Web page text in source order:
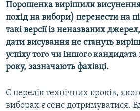
Порошенка вирішили висунення
похід на вибори) перенести на
такі версії із неназваних
дати висування не стануть
успіху того чи іншого
року, зазначають фахівці.
Є перелік технічних кроків,
виборах є сенс дотримуватися.